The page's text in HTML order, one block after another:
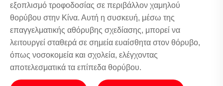
εξοπλισμό τροφοδοσίας σε περιβάλλον χαμηλού
θορύβου στην Κίνα. Αυτή η συσκευή, μέσω της
επαγγελματικής αθόρυβης σχεδίασης, μπορεί να
λειτουργεί σταθερά σε σημεία ευαίσθητα στον θόρυβο,
όπως νοσοκομεία και σχολεία, ελέγχοντας
αποτελεσματικά τα επίπεδα θορύβου.